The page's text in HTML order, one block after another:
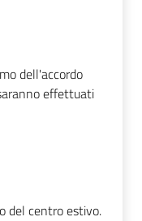
dell'accordo
effettuati
del centro estivo.